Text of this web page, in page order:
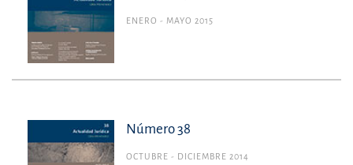
ENERO - MAYO 2015
Número 38
OCTUBRE - DICIEMBRE 2014